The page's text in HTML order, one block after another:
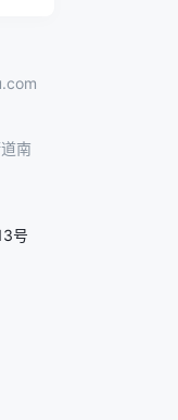
南
号